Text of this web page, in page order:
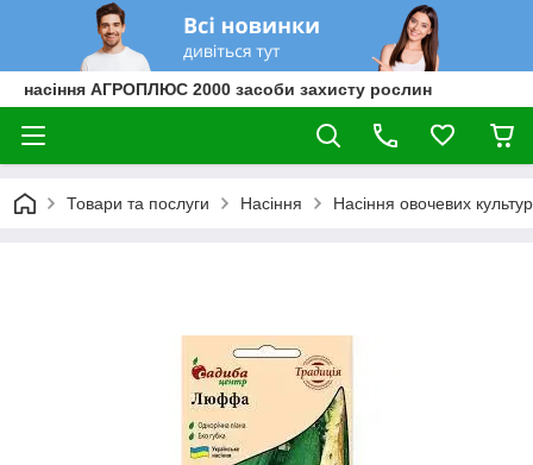
насіння АГРОПЛЮС 2000 засоби захисту рослин
Товари та послуги Насіння Насіння овочевих культур